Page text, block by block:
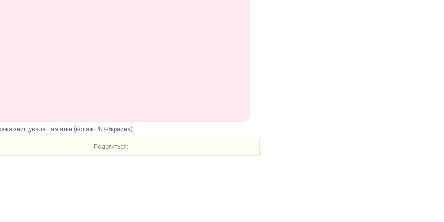
знищувала пам'ятки (колаж РБК-Украина)
Поделиться: